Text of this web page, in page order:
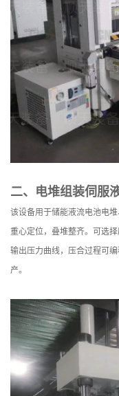
二、电堆组装伺服
该设备用于储能液流电池电
重心定位，叠堆整齐。可选
输出压力曲线，压合过程可
产。